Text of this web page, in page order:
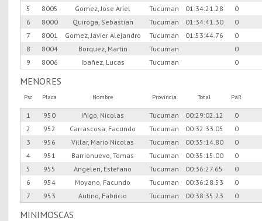
5
8005 Gomez, Jose Ariel Tucuman 01:34:21.28
0
6
8000 Quiroga, Sebastian Tucuman 01:34:41.30
0
7
8001 Gomez, Javier Alejandro Tucuman 01:53:44.76
0
8
8004 Borquez, Martin Tucuman
0
9
8006 Ibañez, Lucas Tucuman 0
MENORES
Psc Placa Nombre Provincia Total PaR
1 950 Iñigo, Nicolas Tucuman 00:29:02.12
0
2
952 Carrascosa, Facundo Tucuman 00:32:33.05
0
3
956 Villar, Mario Nicolas Tucuman 00:35:14.80
0
4
951 Barrionuevo, Tomas Tucuman 00:35:15.00
0
5
955 Angeleri, Estefano Tucuman 00:36:27.65
0
6
954 Moyano, Facundo Tucuman 00:36:28.53
0
7
953 Autino, Fabricio Tucuman 00:38:35.23 0
MINIMOSCAS